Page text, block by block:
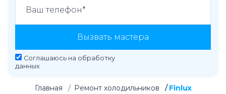
Вызвать мастера
Соглашаюсь на обработку
данных
Главная Ремонт холодильников Finlux